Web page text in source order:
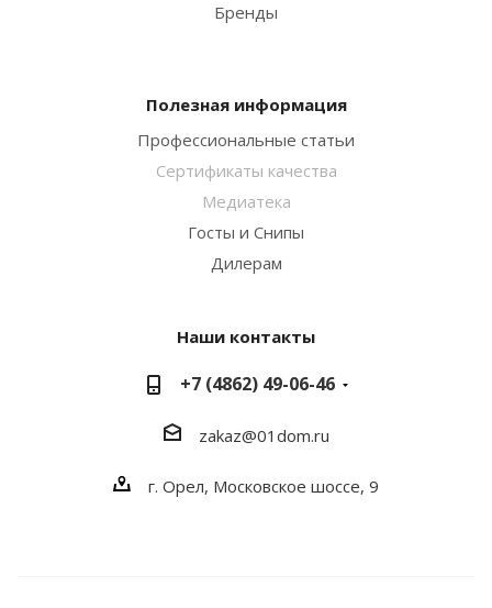
Бренды
Полезная информация
Профессиональные статьи
Сертификаты качества
Медиатека
Госты и Снипы
Дилерам
Наши контакты
+7 (4862) 49-06-46
zakaz@01dom.ru
г. Орел, Московское шоссе, 9